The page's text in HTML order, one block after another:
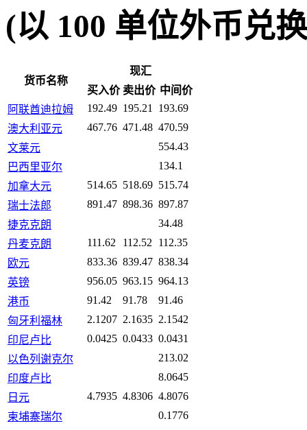
(以 100 单位外币兑
货币名称
现汇
买入价 卖出价 中间价
阿联酋迪拉姆
192.49 195.21
193.69
澳大利亚元
467.76 471.48 470.59
文莱元
554.43
巴西里亚尔
134.1
加拿大元
514.65 518.69 515.74
瑞士法郎
891.47 898.36 897.87
捷克克朗
34.48
丹麦克朗
111.62 112.52
112.35
欧元
833.36 839.47 838.34
英镑
956.05 963.15 964.13
港币
91.42 91.78
91.46
匈牙利福林
2.1207 2.1635 2.1542
印尼卢比
0.0425 0.0433 0.0431
以色列谢克尔
213.02
印度卢比
8.0645
日元
4.7935 4.8306 4.8076
柬埔寨瑞尔
0.1776